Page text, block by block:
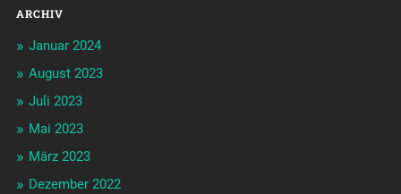
ARCHIV
Januar 2024
August 2023
Juli 2023
Mai 2023
März 2023
Dezember 2022